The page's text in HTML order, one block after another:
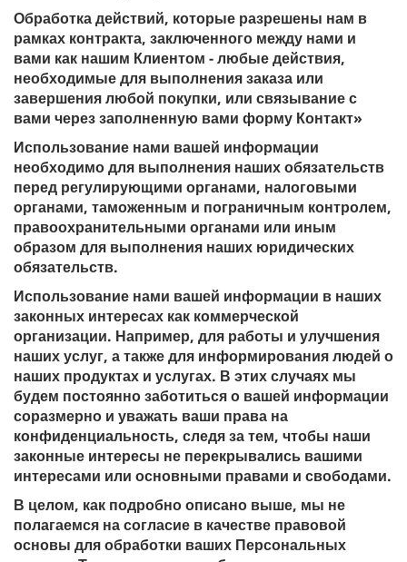
Обработка действий, которые разрешены нам в
рамках контракта, заключенного между нами и
вами как нашим Клиентом - любые действия,
необходимые для выполнения заказа или
завершения любой покупки, или связывание с
вами через заполненную вами форму Контакт»
Использование нами вашей информации
необходимо для выполнения наших обязательств
перед регулирующими органами, налоговыми
органами, таможенным и пограничным контролем,
правоохранительными органами или иным
образом для выполнения наших юридических
обязательств.
Использование нами вашей информации в наших
законных интересах как коммерческой
организации. Например, для работы и улучшения
наших услуг, а также для информирования людей о
наших продуктах и ​​услугах. В этих случаях мы
будем постоянно заботиться о вашей информации
соразмерно и уважать ваши права на
конфиденциальность, следя за тем, чтобы наши
законные интересы не перекрывались вашими
интересами или основными правами и свободами.
В целом, как подробно описано выше, мы не
полагаемся на согласие в качестве правовой
основы для обработки ваших Персональных